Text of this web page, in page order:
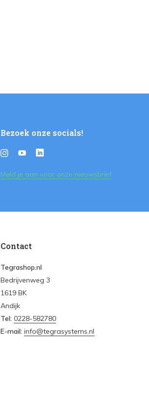
Bezoek onze socials!
Meld je aan voor onze nieuwsbrief
Contact
Tegrashop.nl
Bedrijvenweg 3
1619 BK
Andijk
Tel: 0228-582780
E-mail: info@tegrasystems.nl